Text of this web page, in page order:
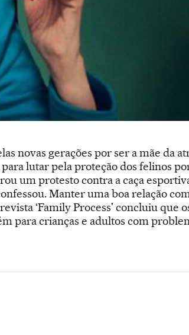
novas gerações por ser a mãe da
lutar pela proteção dos felinos
um protesto contra a caça
Manter uma boa relação
‘Family Process' concluiu que
para crianças e adultos com